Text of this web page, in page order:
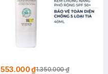
553.000 ₫1.350.000 ₫